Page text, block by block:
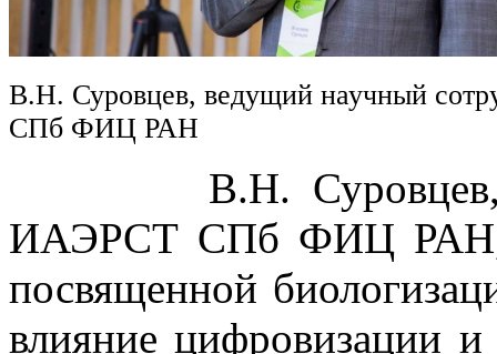
В.Н. Суровцев, ведущий научный
СПб ФИЦ РАН
В.Н. Суровцев,
ИАЭРСТ СПб ФИЦ РАН,
посвященной
влияние цифровизации и